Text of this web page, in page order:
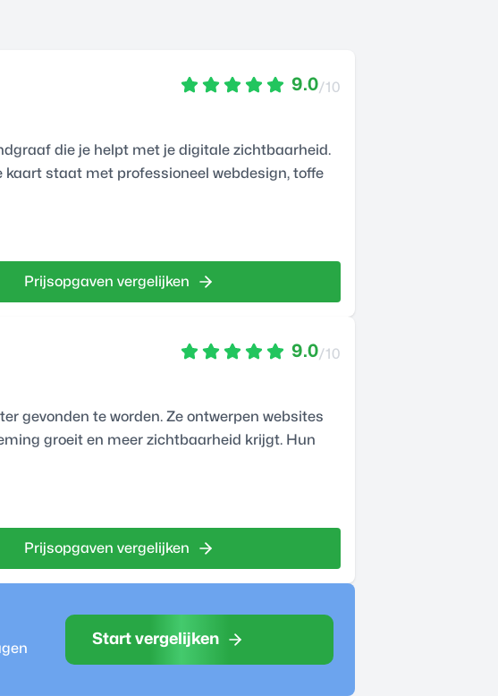
9.0/10
die je helpt met je digitale zichtbaarheid.
kaart staat met professioneel webdesign, toffe
Prijsopgaven vergelijken
9.0/10
gevonden te worden. Ze ontwerpen websites
groeit en meer zichtbaarheid krijgt. Hun
Prijsopgaven vergelijken
Start vergelijken